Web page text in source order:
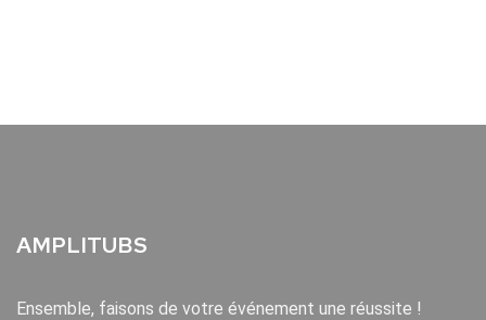
AMPLITUBS
Ensemble, faisons de votre événement une réussite !